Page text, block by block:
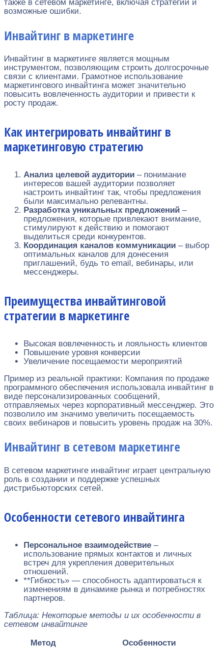
также в сетевом маркетинге, включая стратегии и
возможные ошибки.
Инвайтинг в маркетинге
Инвайтинг в маркетинге является мощным
инструментом, позволяющим строить долгосрочные
связи с клиентами. Грамотное использование
маркетингового инвайтинга может значительно
повысить вовлеченность аудитории и привести к
росту продаж.
Как интегрировать инвайтинг в
маркетинговую стратегию
Анализ целевой аудитории – понимание
интересов вашей аудитории позволяет
настроить инвайтинг так, чтобы предложения
были максимально релевантны.
Разработка уникальных предложений –
предложения, которые привлекают внимание,
стимулируют к действию и помогают
выделиться среди конкурентов.
Координация каналов коммуникации – выбор
оптимальных каналов для донесения
приглашений, будь то email, вебинары, или
мессенджеры.
Преимущества инвайтинговой
стратегии в маркетинге
Высокая вовлеченность и лояльность клиентов
Повышение уровня конверсии
Увеличение посещаемости мероприятий
Пример из реальной практики: Компания по продаже
программного обеспечения использовала инвайтинг в
виде персонализированных сообщений,
отправляемых через корпоративный мессенджер. Это
позволило им значимо увеличить посещаемость
своих вебинаров и повысить уровень продаж на 30%.
Инвайтинг в сетевом маркетинге
В сетевом маркетинге инвайтинг играет центральную
роль в создании и поддержке успешных
дистрибьюторских сетей.
Особенности сетевого инвайтинга
Персональное взаимодействие –
использование прямых контактов и личных
встреч для укрепления доверительных
отношений.
**Гибкость» — способность адаптироваться к
изменениям в динамике рынка и потребностях
партнеров.
Таблица: Некоторые методы и их особенности в
сетевом инвайтинге
Метод
Особенности